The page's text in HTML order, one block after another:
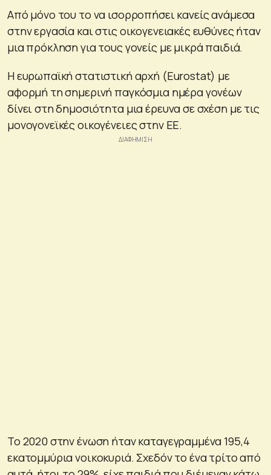
Από μόνο του το να ισορροπήσει κανείς ανάμεσα
στην εργασία και στις οικογενειακές ευθύνες ήταν
μια πρόκληση για τους γονείς με μικρά παιδιά.
Η ευρωπαϊκή στατιστική αρχή (Eurostat) με
αφορμή τη σημερινή παγκόσμια ημέρα γονέων
δίνει στη δημοσιότητα μια έρευνα σε σχέση με τις
μονογονεϊκές οικογένειες στην ΕΕ.
Το 2020 στην ένωση ήταν καταγεγραμμένα 195,4
εκατομμύρια νοικοκυριά. Σχεδόν το ένα τρίτο από